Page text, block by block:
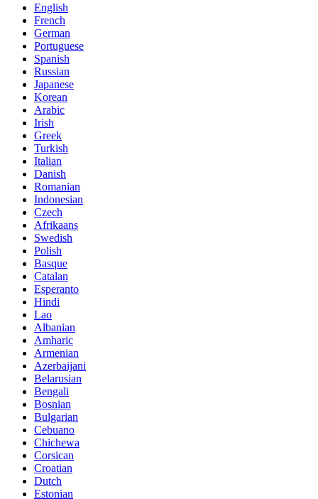
English
French
German
Portuguese
Spanish
Russian
Japanese
Korean
Arabic
Irish
Greek
Turkish
Italian
Danish
Romanian
Indonesian
Czech
Afrikaans
Swedish
Polish
Basque
Catalan
Esperanto
Hindi
Lao
Albanian
Amharic
Armenian
Azerbaijani
Belarusian
Bengali
Bosnian
Bulgarian
Cebuano
Chichewa
Corsican
Croatian
Dutch
Estonian